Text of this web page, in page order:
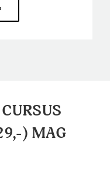
CURSUS
) MAG